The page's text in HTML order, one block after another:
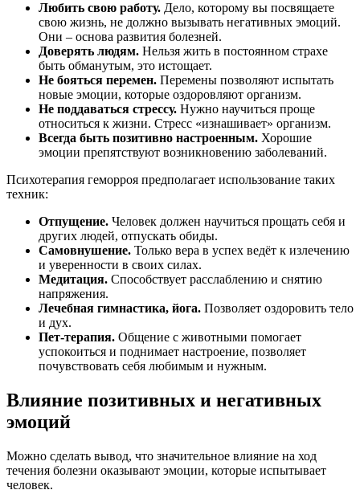
Любить свою работу. Дело, которому вы посвящаете
свою жизнь, не должно вызывать негативных эмоций.
Они – основа развития болезней.
Доверять людям. Нельзя жить в постоянном страхе
быть обманутым, это истощает.
Не бояться перемен. Перемены позволяют испытать
новые эмоции, которые оздоровляют организм.
Не поддаваться стрессу. Нужно научиться проще
относиться к жизни. Стресс «изнашивает» организм.
Всегда быть позитивно настроенным. Хорошие
эмоции препятствуют возникновению заболеваний.
Психотерапия геморроя предполагает использование таких
техник:
Отпущение. Человек должен научиться прощать себя и
других людей, отпускать обиды.
Самовнушение. Только вера в успех ведёт к излечению
и уверенности в своих силах.
Медитация. Способствует расслаблению и снятию
напряжения.
Лечебная гимнастика, йога. Позволяет оздоровить тело
и дух.
Пет-терапия. Общение с животными помогает
успокоиться и поднимает настроение, позволяет
почувствовать себя любимым и нужным.
Влияние позитивных и негативных
эмоций
Можно сделать вывод, что значительное влияние на ход
течения болезни оказывают эмоции, которые испытывает
человек.